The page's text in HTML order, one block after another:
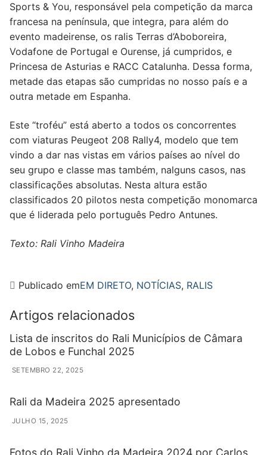
Sports & You, responsável pela competição da marca
francesa na península, que integra, para além do
evento madeirense, os ralis Terras d’Aboboreira,
Vodafone de Portugal e Ourense, já cumpridos, e
Princesa de Asturias e RACC Catalunha. Dessa forma,
metade das etapas são cumpridas no nosso país e a
outra metade em Espanha.
Este “troféu” está aberto a todos os concorrentes
com viaturas Peugeot 208 Rally4, modelo que tem
vindo a dar nas vistas em vários países ao nível do
seu grupo e classe mas também, nalguns casos, nas
classificações absolutas. Nesta altura estão
classificados 20 pilotos nesta competição monomarca
que é liderada pelo português Pedro Antunes.
Texto: Rali Vinho Madeira
Publicado emEM DIRETO, NOTÍCIAS, RALIS
Artigos relacionados
Lista de inscritos do Rali Municípios de Câmara
de Lobos e Funchal 2025
SETEMBRO 22, 2025
Rali da Madeira 2025 apresentado
JULHO 15, 2025
Fotos do Rali Vinho da Madeira 2024 por Carlos